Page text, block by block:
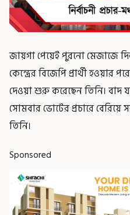
জায়গা পেয়েই পুরনো মেজাজে
কেন্দ্রের বিজেপি প্রার্থী হওয়ার
দেওয়া শুরু করেছেন তিনি। বাদ
সোমবার ভোটের প্রচারে
তিনি।
Sponsored